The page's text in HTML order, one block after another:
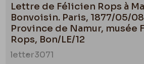
Lettre de Félicien Rops à
Bonvoisin. Paris, 1877/05/
Province de Namur, musée
Rops, Bon/LE/12
letter3071